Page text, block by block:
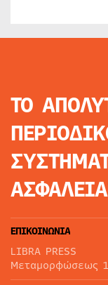
ΤΟ
ΕΠΙΚΟΙΝΩΝΙΑ
LIBRA PRESS
Μεταμορφώσεως